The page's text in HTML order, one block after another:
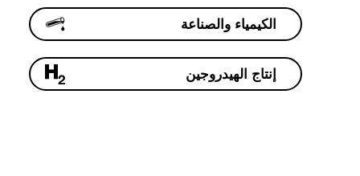
الكيمياء والصناعة
إنتاج الهيدروجين